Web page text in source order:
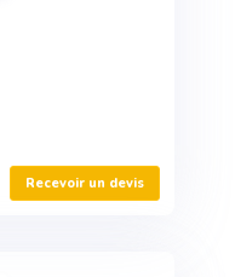
Recevoir un devis